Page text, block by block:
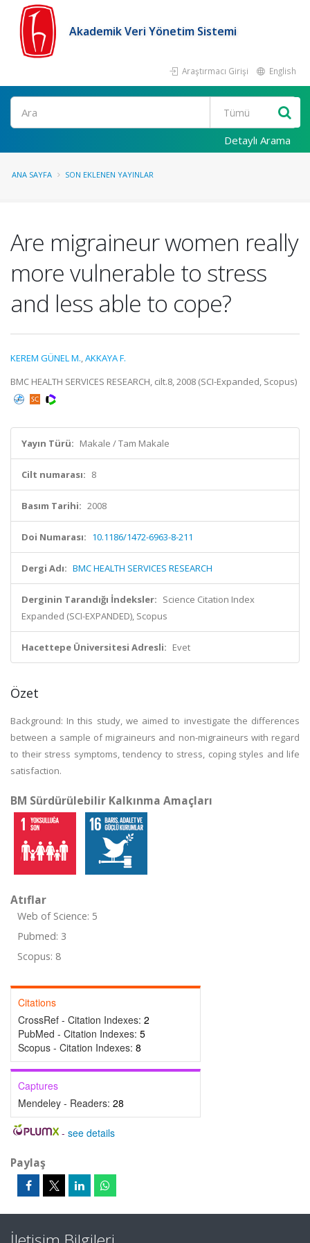
Akademik Veri Yönetim Sistemi
Araştırmacı Girişi English
Ara
Detaylı Arama
ANA SAYFA SON EKLENEN YAYINLAR
Are migraineur women really
more vulnerable to stress
and less able to cope?
KEREM GÜNEL M.,AKKAYA F.
BMC HEALTH SERVICES RESEARCH, cilt.8, 2008 (SCI-Expanded, Scopus)
Yayın Türü: Makale / Tam Makale
Cilt numarası: 8
Basım Tarihi: 2008
Doi Numarası: 10.1186/1472-6963-8-211
Dergi Adı: BMC HEALTH SERVICES RESEARCH
Derginin Tarandığı İndeksler: Science Citation Index
Expanded (SCI-EXPANDED), Scopus
Hacettepe Üniversitesi Adresli: Evet
Özet
Background: In this study, we aimed to investigate the differences
between a sample of migraineurs and non-migraineurs with regard
to their stress symptoms, tendency to stress, coping styles and life
satisfaction.
BM Sürdürülebilir Kalkınma Amaçları
Atıflar
Web of Science: 5
Pubmed: 3
Scopus: 8
Citations
CrossRef - Citation Indexes: 2
PubMed - Citation Indexes: 5
Scopus - Citation Indexes: 8
Captures
Mendeley - Readers: 28
- see details
Paylaş